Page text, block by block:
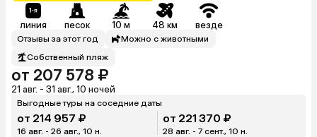
линия песок 10 м 48 км везде
Отзывы за этот год
Можно с животными
Собственный пляж
от 207 578 ₽
21 авг. - 31 авг., 10 ночей
Выгодные туры на соседние даты
от 214 957 ₽
16 авг. - 26 авг., 10 н.
от 221 370 ₽
28 авг. - 7 сент., 10 н.